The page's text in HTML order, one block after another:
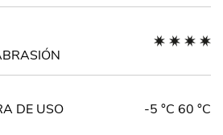
DE USO -5 °C 60 °C